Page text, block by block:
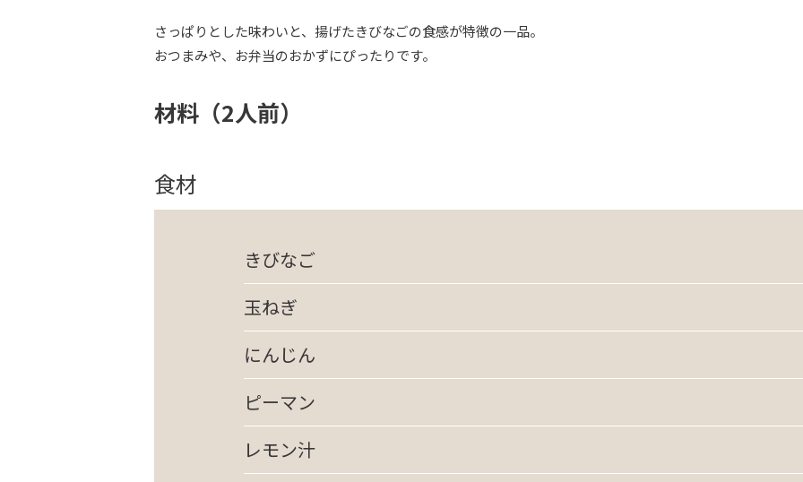
さっぱりとした味わいと、揚げたきびなごの食感が特徴の一品。
おつまみや、お弁当のおかずにぴったりです。
材料（2人前）
食材
きびなご
玉ねぎ
にんじん
ピーマン
レモン汁